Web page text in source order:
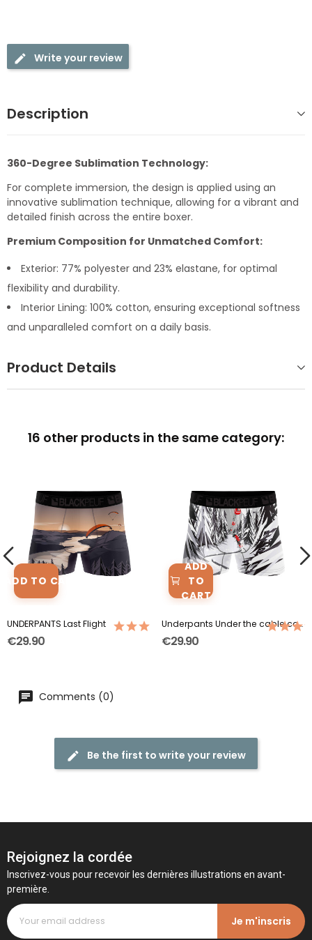
Write your review
Description
360-Degree Sublimation Technology:
For complete immersion, the design is applied using an
innovative sublimation technique, allowing for a vibrant and
detailed finish across the entire boxer.
Premium Composition for Unmatched Comfort:
Exterior: 77% polyester and 23% elastane, for optimal
flexibility and durability.
Interior Lining: 100% cotton, ensuring exceptional softness
and unparalleled comfort on a daily basis.
Product Details
16 other products in the same category:
ADD TO CART
UNDERPANTS Last Flight (1)
€29.90
ADD
TO
CART
Underpants Under the cable car run
€29.90
Comments (0)
Be the first to write your review
Rejoignez la cordée
Inscrivez-vous pour recevoir les dernières illustrations en avant-
première.
Je m'inscris